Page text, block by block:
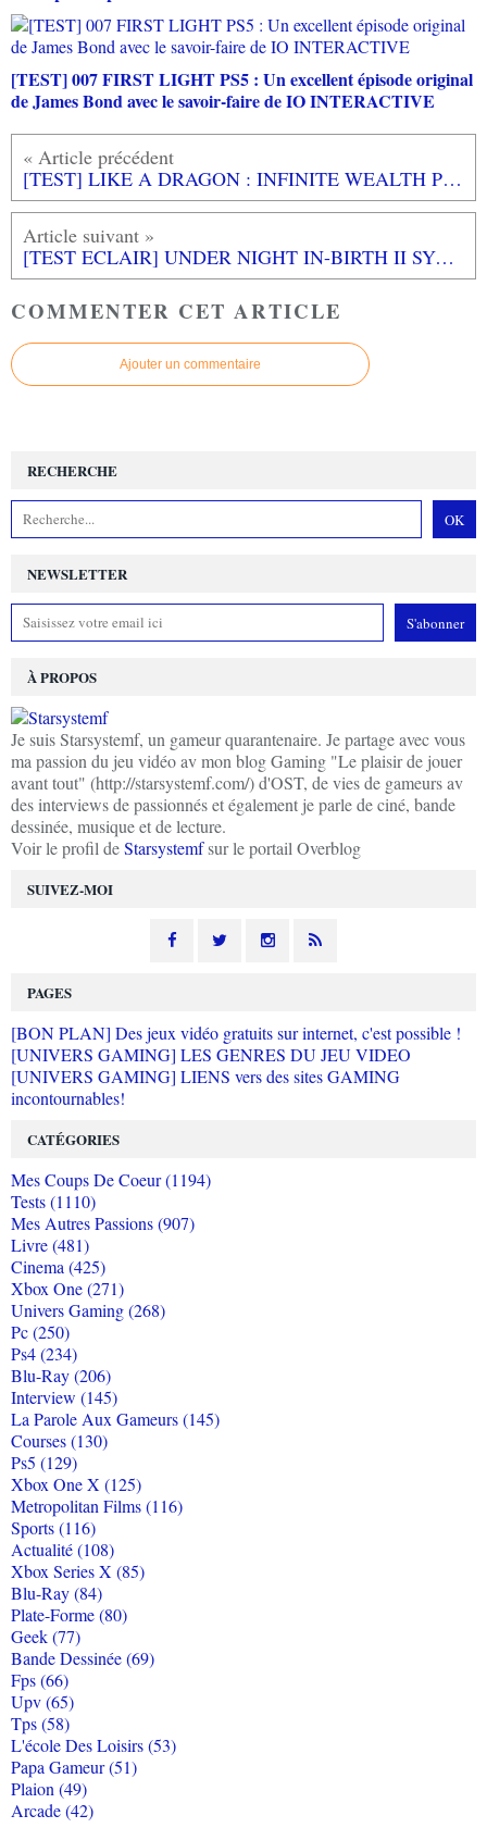
[TEST] 007 FIRST LIGHT PS5 : Un excellent épisode original
de James Bond avec le savoir-faire de IO INTERACTIVE
[TEST] LIKE A DRAGON : INFINITE WEALTH PS5 : Une aventure passionnante dans le monde des yakuza
[TEST ECLAIR] UNDER NIGHT IN-BIRTH II SYS:CELES PS5 : les spécialistes du combat en 2D reviennent avec un jeu plus abordable mais toujours aussi technique
COMMENTER CET ARTICLE
Ajouter un commentaire
NEWSLETTER
SUIVEZ-MOI
RECHERCHE
À PROPOS
Je suis Starsystemf, un gameur quarantenaire. Je partage avec vous
ma passion du jeu vidéo av mon blog Gaming "Le plaisir de jouer
avant tout" (http://starsystemf.com/) d'OST, de vies de gameurs av
des interviews de passionnés et également je parle de ciné, bande
dessinée, musique et de lecture.
Voir le profil deStarsystemfsur le portail Overblog
PAGES
[BON PLAN] Des jeux vidéo gratuits sur internet, c'est possible !
[UNIVERS GAMING] LES GENRES DU JEU VIDEO
[UNIVERS GAMING] LIENS vers des sites GAMING
incontournables!
CATÉGORIES
Mes Coups De Coeur (1194)
Tests (1110)
Mes Autres Passions (907)
Livre (481)
Cinema (425)
Xbox One (271)
Univers Gaming (268)
Pc (250)
Ps4 (234)
Blu-Ray (206)
Interview (145)
La Parole Aux Gameurs (145)
Courses (130)
Ps5 (129)
Xbox One X (125)
Metropolitan Films (116)
Sports (116)
Actualité (108)
Xbox Series X (85)
Blu-Ray (84)
Plate-Forme (80)
Geek (77)
Bande Dessinée (69)
Fps (66)
Upv (65)
Tps (58)
L'école Des Loisirs (53)
Papa Gameur (51)
Plaion (49)
Arcade (42)